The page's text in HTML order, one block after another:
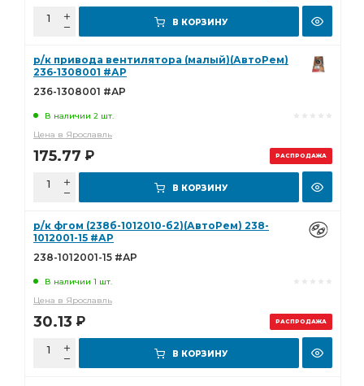
В КОРЗИНУ
РАСПРОДАЖА
р/к привода вентилятора (малый)(АвтоРем)
236-1308001 #АР
236-1308001 #АР
В наличии 2 шт.
Цена в Ярославль
175.77 Р
В КОРЗИНУ
РАСПРОДАЖА
р/к фгом (238б-1012010-б2)(АвтоРем) 238-
1012001-15 #АР
238-1012001-15 #АР
В наличии 1 шт.
Цена в Ярославль
30.13 Р
В КОРЗИНУ